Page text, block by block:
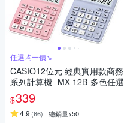
任選均一價↘︎
CASIO12位元 經典實用款商務
系列計算機 -MX-12B-多色任選
$339
4.9 (66) 總銷量>50